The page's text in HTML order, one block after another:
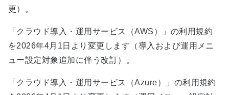
更）。
「クラウド導入・運用サービス（AWS）」の利用規約
を2026年4月1日より変更します（導入および運用メニ
ュー設定対象追加に伴う改訂）。
「クラウド導入・運用サービス（Azure）」の利用規約